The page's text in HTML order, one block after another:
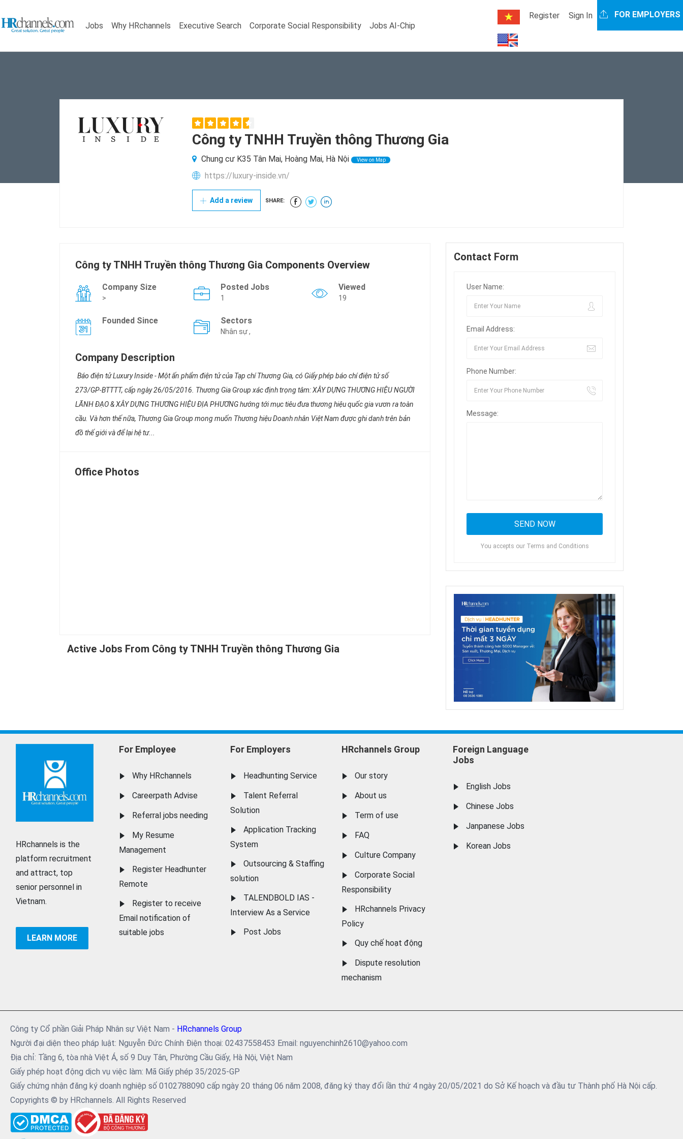
Jobs Why HRchannels Executive Search Corporate Social Responsibility Jobs AI-Chip
Register Sign In FOR EMPLOYERS
Công ty TNHH Truyền thông Thương Gia
Chung cư K35 Tân Mai, Hoàng Mai, Hà Nội View on Map
https://luxury-inside.vn/
Add a review SHARE:
Công ty TNHH Truyền thông Thương Gia Components Overview
Company Size
>
Posted Jobs
1
Viewed
19
Founded Since Sectors
Nhân sự ,
Company Description
Báo điện tử Luxury Inside - Một ấn phẩm điện tử của Tạp chí Thương Gia, có Giấy phép báo chí điện tử số
273/GP-BTTTT, cấp ngày 26/05/2016. Thương Gia Group xác định trọng tâm: XÂY DỰNG THƯƠNG HIỆU NGƯỜI
LÃNH ĐẠO & XÂY DỰNG THƯƠNG HIỆU ĐỊA PHƯƠNG hướng tới mục tiêu đưa thương hiệu quốc gia vươn ra toàn
cầu. Và hơn thế nữa, Thương Gia Group mong muốn Thương hiệu Doanh nhân Việt Nam được ghi danh trên bản
đồ thế giới và để lại hệ tư...
Office Photos
Active Jobs From Công ty TNHH Truyền thông Thương Gia
Contact Form
User Name:
Email Address:
Phone Number:
Message:
You accepts our Terms and Conditions
HRchannels is the
platform recruitment
and attract, top
senior personnel in
Vietnam.
LEARN MORE
For Employee
Why HRchannels
Careerpath Advise
Referral jobs needing
My Resume
Management
Register Headhunter
Remote
Register to receive
Email notification of
suitable jobs
For Employers
Headhunting Service
Talent Referral
Solution
Application Tracking
System
Outsourcing & Staffing
solution
TALENDBOLD IAS -
Interview As a Service
Post Jobs
HRchannels Group
Our story
About us
Term of use
FAQ
Culture Company
Corporate Social
Responsibility
HRchannels Privacy
Policy
Quy chế hoạt động
Dispute resolution
mechanism
Foreign Language
Jobs
English Jobs
Chinese Jobs
Janpanese Jobs
Korean Jobs
Công ty Cổ phần Giải Pháp Nhân sự Việt Nam - HRchannels Group
Người đại diện theo pháp luật: Nguyễn Đức Chính Điện thoại: 02437558453 Email: nguyenchinh2610@yahoo.com
Địa chỉ: Tầng 6, tòa nhà Việt Á, số 9 Duy Tân, Phường Cầu Giấy, Hà Nội, Việt Nam
Giấy phép hoạt động dịch vụ việc làm: Mã Giấy phép 35/2025-GP
Giấy chứng nhận đăng ký doanh nghiệp số 0102788090 cấp ngày 20 tháng 06 năm 2008, đăng ký thay đổi lần thứ 4 ngày 20/05/2021 do Sở Kế hoạch và đầu tư Thành phố Hà Nội cấp.
Copyrights © by HRchannels. All Rights Reserved